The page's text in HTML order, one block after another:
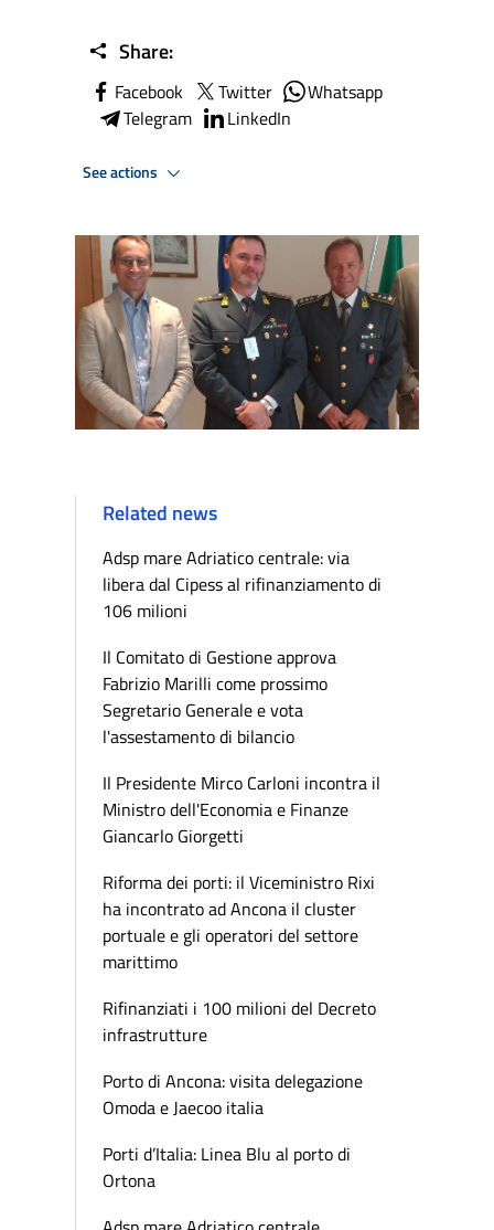
Share:
Facebook Twitter
Whatsapp
Telegram
LinkedIn
See actions
Related news
Adsp mare Adriatico centrale: via
libera dal Cipess al rifinanziamento di
106 milioni
Il Comitato di Gestione approva
Fabrizio Marilli come prossimo
Segretario Generale e vota
l'assestamento di bilancio
Il Presidente Mirco Carloni incontra il
Ministro dell'Economia e Finanze
Giancarlo Giorgetti
Riforma dei porti: il Viceministro Rixi
ha incontrato ad Ancona il cluster
portuale e gli operatori del settore
marittimo
Rifinanziati i 100 milioni del Decreto
infrastrutture
Porto di Ancona: visita delegazione
Omoda e Jaecoo italia
Porti d’Italia: Linea Blu al porto di
Ortona